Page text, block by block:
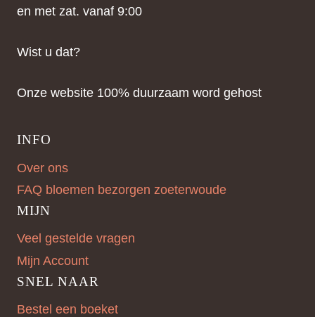
en met zat. vanaf 9:00
Wist u dat?
Onze website 100% duurzaam word gehost
INFO
Over ons
FAQ bloemen bezorgen zoeterwoude
MIJN
Veel gestelde vragen
Mijn Account
SNEL NAAR
Bestel een boeket